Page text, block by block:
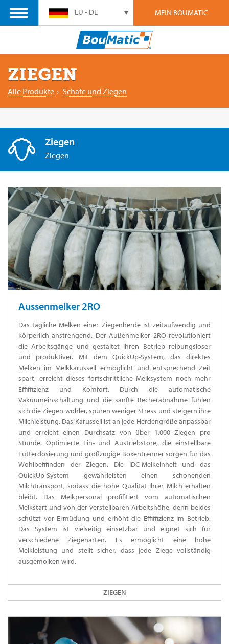
MEIN BOUMATIC
EU - DE
ZIEGEN
Alle Produkte › Schafe und Ziegen
Ziegen
Ziegen
Aussenmelker 2RO
Das tägliche Melken einer Ziegenherde ist zeitaufwendig und
körperlich anstrengend. Der Außenmelker 2RO revolutioniert
die Arbeitsgänge und gestaltet Ihren Betrieb reibungsloser
und produktiver. Mit dem QuickUp-System, das direktes
Melken im Melkkarussell ermöglicht und entsprechend Zeit
spart, erreicht dieses fortschrittliche Melksystem noch mehr
Effiffizienz und Komfort. Durch die automatische
Vakuumeinschaltung und die sanfte Becherabnahme fühlen
sich die Ziegen wohler, spüren weniger Stress und steigern ihre
Milchleistung. Das Karussell ist an jede Herdengröße anpassbar
und erreicht einen Durchsatz von über 1.000 Ziegen pro
Stunde. Optimierte Ein- und Austriebstore, die einstellbare
Futterdosierung und großzügige Boxentrenner sorgen für das
Wohlbefifinden der Ziegen. Die IDC-Melkeinheit und das
QuickUp-System gewährleisten einen schonenden
Milchtransport, sodass die hohe Qualität Ihrer Milch erhalten
bleibt. Das Melkpersonal profifitiert vom automatischen
Melkstart und von der verstellbaren Arbeitshöhe, denn beides
schützt vor Ermüdung und erhöht die Effiffizienz im Betrieb.
Das System ist vielseitig einsetzbar und eignet sich für
verschiedene Ziegenarten. Es ermöglicht eine hohe
Melkleistung und stellt sicher, dass jede Ziege vollständig
ausgemolken wird.
ZIEGEN